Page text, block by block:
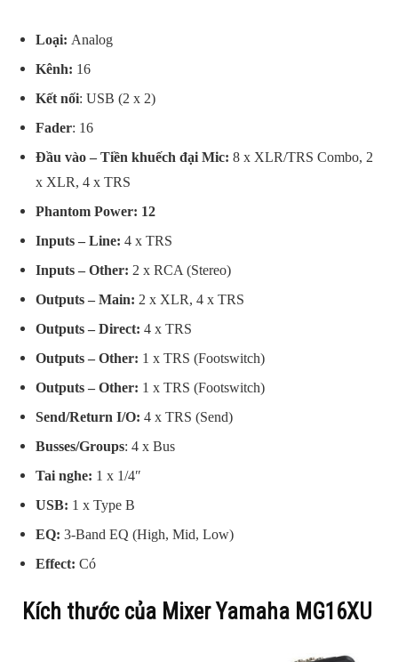
Loại: Analog
Kênh: 16
Kết nối: USB (2 x 2)
Fader: 16
Đầu vào – Tiền khuếch đại Mic: 8 x XLR/TRS Combo, 2
x XLR, 4 x TRS
Phantom Power: 12
Inputs – Line: 4 x TRS
Inputs – Other: 2 x RCA (Stereo)
Outputs – Main: 2 x XLR, 4 x TRS
Outputs – Direct: 4 x TRS
Outputs – Other: 1 x TRS (Footswitch)
Outputs – Other: 1 x TRS (Footswitch)
Send/Return I/O: 4 x TRS (Send)
Busses/Groups: 4 x Bus
Tai nghe: 1 x 1/4″
USB: 1 x Type B
EQ: 3-Band EQ (High, Mid, Low)
Effect: Có
Kích thước của Mixer Yamaha MG16XU